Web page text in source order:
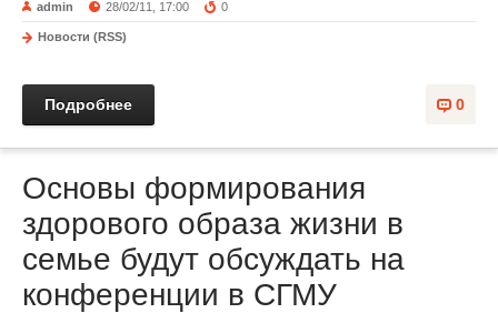
admin 28/02/11, 17:00 0
Новости (RSS)
0
Подробнее
Основы формирования
здорового образа жизни в
семье будут обсуждать на
конференции в СГМУ